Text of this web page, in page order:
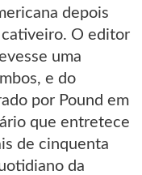
depois
cativeiro. O editor
uma
e do
por Pound em
que entretece
de cinquenta
da